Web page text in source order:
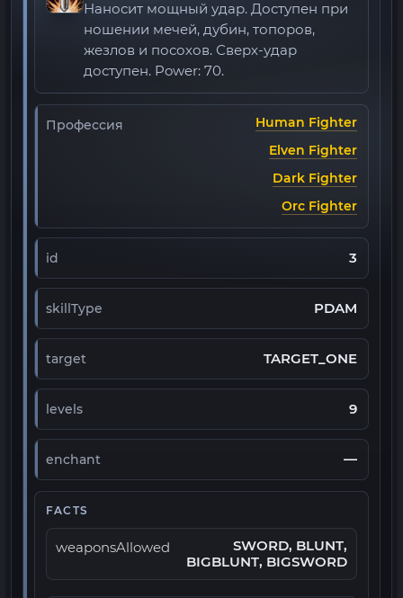
Наносит мощный удар. Доступен при
ношении мечей, дубин, топоров,
жезлов и посохов. Сверх-удар
доступен. Power: 70.
Профессия
Human Fighter
Elven Fighter
Dark Fighter
Orc Fighter
id 3
skillType PDAM
target TARGET_ONE
levels 9
enchant —
FACTS
weaponsAllowed
SWORD, BLUNT,
BIGBLUNT, BIGSWORD